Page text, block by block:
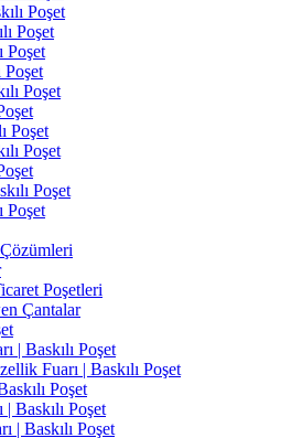
Poşet
Poşet
Poşet
Poşet
Poşet
Poşet
Poşet
Poşet
Poşet
Çözümleri
Poşetleri
Çantalar
| Baskılı Poşet
Fuarı | Baskılı Poşet
Poşet
Baskılı Poşet
| Baskılı Poşet